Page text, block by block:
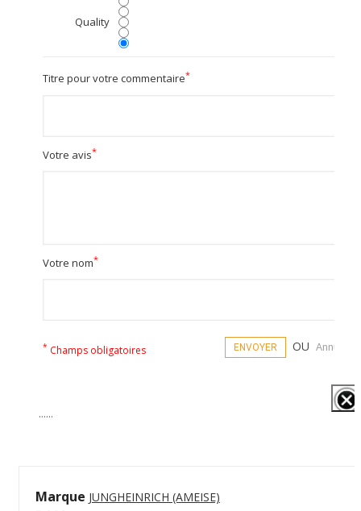
Quality
Titre pour votre commentaire*
Votre avis*
Votre nom*
* Champs obligatoires ENVOYER OU Annuler
......
Marque JUNGHEINRICH (AMEISE)